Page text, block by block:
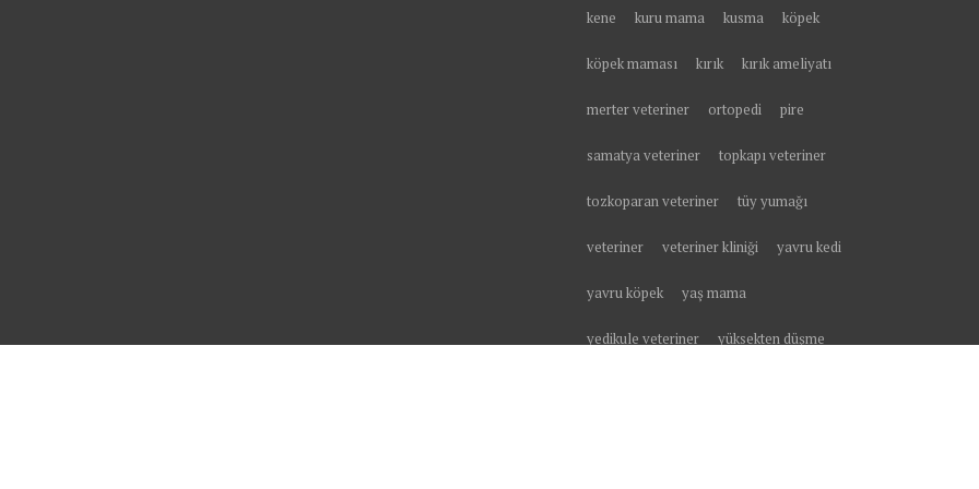
kene kuru mama kusma köpek
köpek maması kırık kırık ameliyatı
merter veteriner ortopedi pire
samatya veteriner topkapı veteriner
tozkoparan veteriner tüy yumağı
veteriner veteriner kliniği yavru kedi
yavru köpek yaş mama
yedikule veteriner yüksekten düşme